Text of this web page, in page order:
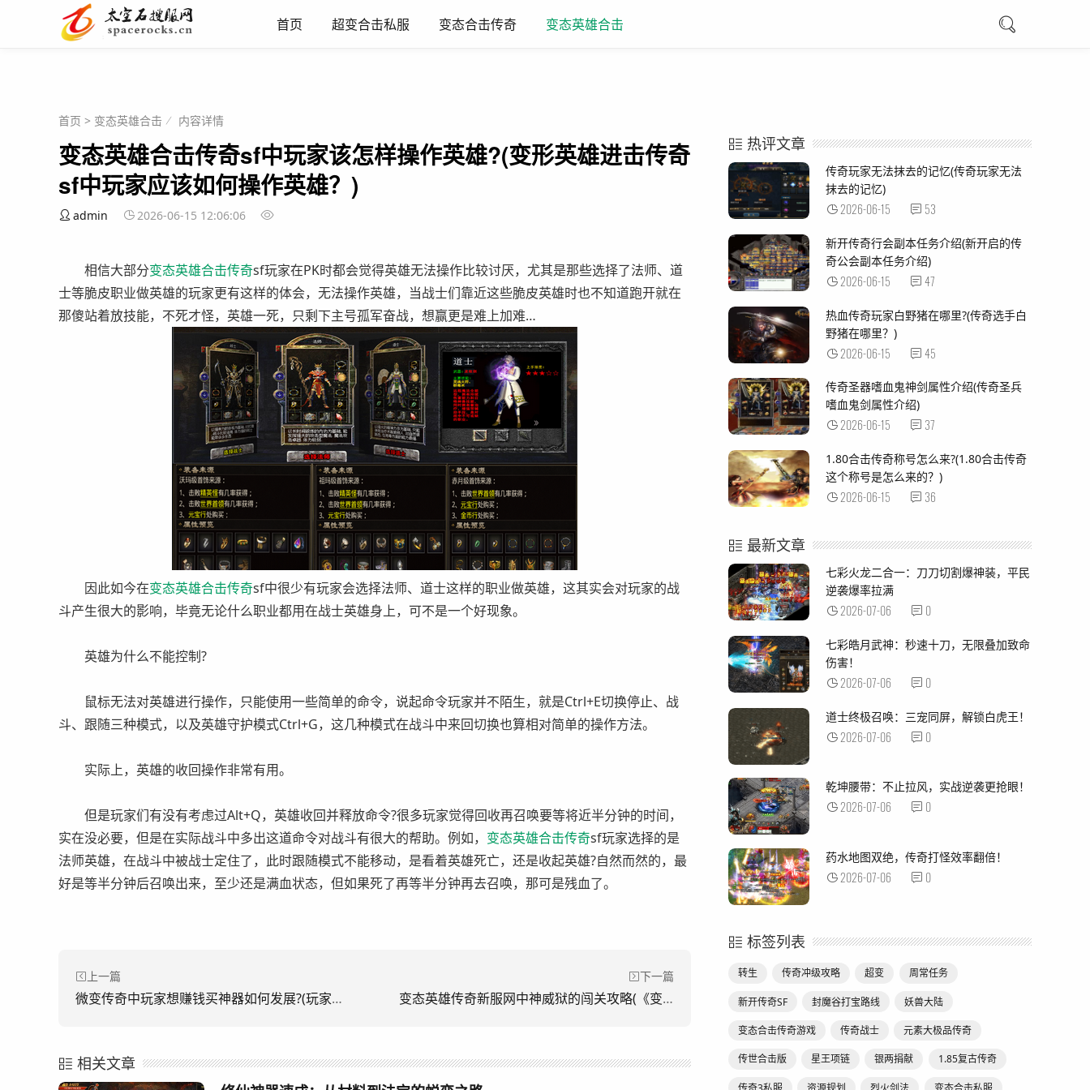
首页 超变合击私服 变态合击传奇 变态英雄合击
首页 > 变态英雄合击 内容详情
变态英雄合击传奇sf中玩家该怎样操作英雄?(变形英雄进击传奇
sf中玩家应该如何操作英雄？)
admin 2026-06-15 12:06:06
相信大部分变态英雄合击传奇sf玩家在PK时都会觉得英雄无法操作比较讨厌，尤其是那些选择了法师、道
士等脆皮职业做英雄的玩家更有这样的体会，无法操作英雄，当战士们靠近这些脆皮英雄时也不知道跑开就在
那傻站着放技能，不死才怪，英雄一死，只剩下主号孤军奋战，想赢更是难上加难…
因此如今在变态英雄合击传奇sf中很少有玩家会选择法师、道士这样的职业做英雄，这其实会对玩家的战
斗产生很大的影响，毕竟无论什么职业都用在战士英雄身上，可不是一个好现象。
英雄为什么不能控制?
鼠标无法对英雄进行操作，只能使用一些简单的命令，说起命令玩家并不陌生，就是Ctrl+E切换停止、战
斗、跟随三种模式，以及英雄守护模式Ctrl+G，这几种模式在战斗中来回切换也算相对简单的操作方法。
实际上，英雄的收回操作非常有用。
但是玩家们有没有考虑过Alt+Q，英雄收回并释放命令?很多玩家觉得回收再召唤要等将近半分钟的时间，
实在没必要，但是在实际战斗中多出这道命令对战斗有很大的帮助。例如， 变态英雄合击传奇sf玩家选择的是
法师英雄，在战斗中被战士定住了，此时跟随模式不能移动，是看着英雄死亡，还是收起英雄?自然而然的，最
好是等半分钟后召唤出来，至少还是满血状态，但如果死了再等半分钟再去召唤，那可是残血了。
上一篇
微变传奇中玩家想赚钱买神器如何发展?(玩家想要赚钱买神器，在微变传奇中该如何发展呢？)
下一篇
变态英雄传奇新服网中神威狱的闯关攻略(《变形英雄传奇新服强力监狱突破指南)
相关文章
热评文章
传奇玩家无法抹去的记忆(传奇玩家无法
抹去的记忆)
2026-06-15 53
新开传奇行会副本任务介绍(新开启的传
奇公会副本任务介绍)
2026-06-15 47
热血传奇玩家白野猪在哪里?(传奇选手白
野猪在哪里？)
2026-06-15 45
传奇圣器嗜血鬼神剑属性介绍(传奇圣兵
嗜血鬼剑属性介绍)
2026-06-15 37
1.80合击传奇称号怎么来?(1.80合击传奇
这个称号是怎么来的？)
2026-06-15 36
最新文章
七彩火龙二合一：刀刀切割爆神装，平民
逆袭爆率拉满
2026-07-06 0
七彩皓月武神：秒速十刀，无限叠加致命
伤害！
2026-07-06 0
道士终极召唤：三宠同屏，解锁白虎王！
2026-07-06 0
乾坤腰带：不止拉风，实战逆袭更抢眼！
2026-07-06 0
药水地图双绝，传奇打怪效率翻倍！
2026-07-06 0
标签列表
转生 传奇冲级攻略 超变 周常任务
新开传奇SF 封魔谷打宝路线 妖兽大陆
变态合击传奇游戏 传奇战士 元素大极品传奇
传世合击版 星王项链 银两捐献 1.85复古传奇